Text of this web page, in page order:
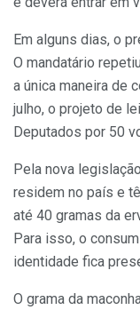
Em alguns dias, o
O mandatário
a única maneira de
julho, o projeto de
Deputados por 50
Pela nova
residem no país e
até 40 gramas da
Para isso, o
identidade fica
O grama da